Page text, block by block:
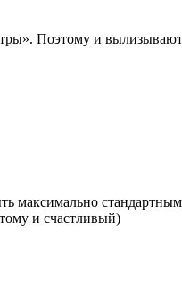
Поэтому и
максимально
и счастливый)